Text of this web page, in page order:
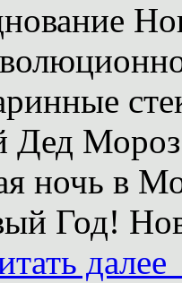
Дед
ночь в
Год!
далее